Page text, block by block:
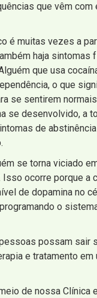
que vêm com
é muitas vezes a
haja sintomas
que usa
o que
se sentirem
se desenvolvido, a
de
se torna viciado
ocorre porque a
de dopamina no
o
possam sair
e tratamento em
de nossa Clínica